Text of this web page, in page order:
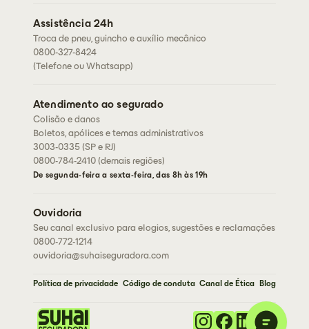
Assistência 24h
Troca de pneu, guincho e auxílio mecânico
0800-327-8424
(Telefone ou Whatsapp)
Atendimento ao segurado
Colisão e danos
Boletos, apólices e temas administrativos
3003-0335 (SP e RJ)
0800-784-2410 (demais regiões)
De segunda-feira a sexta-feira, das 8h às 19h
Ouvidoria
Seu canal exclusivo para elogios, sugestões e reclamações
0800-772-1214
ouvidoria@suhaiseguradora.com
Política de privacidade Código de conduta Canal de Ética Blog